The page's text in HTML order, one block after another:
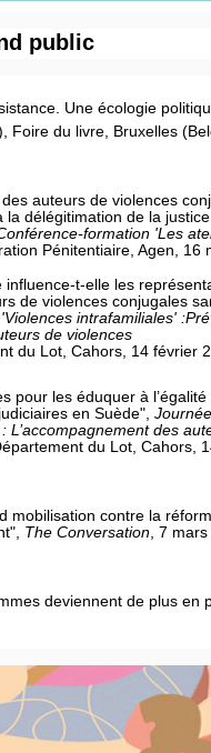
public
Une écologie
Foire du livre, Bruxelles
auteurs de violences
délégitimation de la
formation 'Les
Pénitentiaire, Agen, 16
t-elle les
de violences conjugales
intrafamiliales'
de violences
du Lot, Cahors, 14 février
pour les éduquer à
en Suède",
L’accompagnement des
du Lot, Cahors,
mobilisation contre la
The Conversation , 7
deviennent de plus en